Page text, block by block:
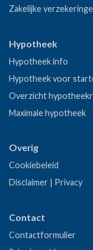
Zakelijke
Hypotheek
Hypotheek info
Hypotheek voor
Overzicht
Maximale hypotheek
Overig
Cookiebeleid
Disclaimer | Privacy
Contact
Contactformulier